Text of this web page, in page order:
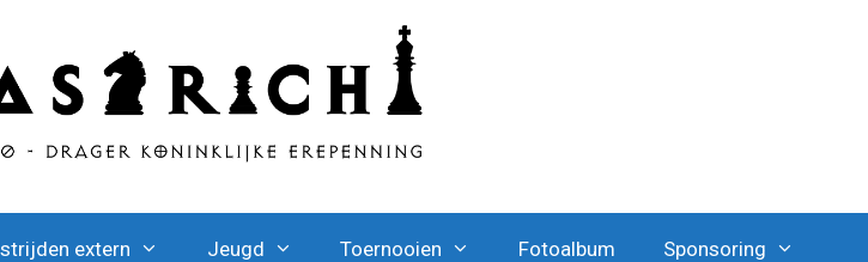
extern Jeugd Toernooien Fotoalbum Sponsoring